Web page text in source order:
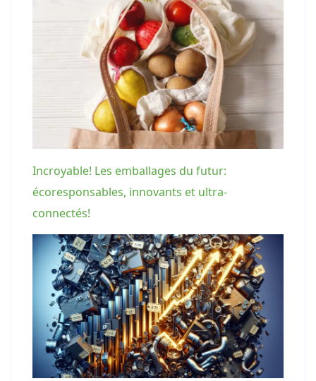
Incroyable! Les emballages du futur:
écoresponsables, innovants et ultra-
connectés!